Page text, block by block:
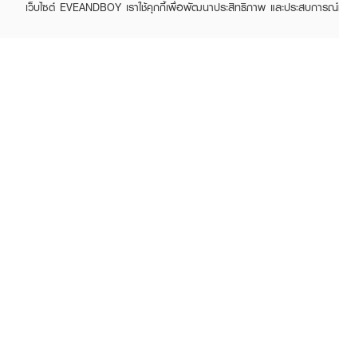
เว็บไซต์ EVEANDBOY เราใช้คุกกี้เพื่อพัฒนาประสิทธิภาพ และประสบกา